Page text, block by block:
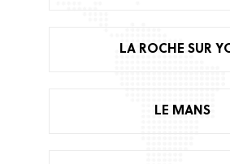
LA ROCHE SUR
LE MANS